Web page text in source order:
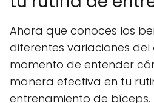
Ahora que conoces los
diferentes variaciones del
momento de entender
manera efectiva en tu
entrenamiento de